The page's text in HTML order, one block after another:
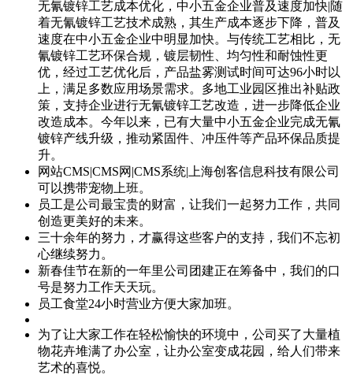
无氰镀锌工艺成本优化，中小五金企业普及速度加快|随
着无氰镀锌工艺技术成熟，其生产成本逐步下降，普及
速度在中小五金企业中明显加快。与传统工艺相比，无
氰镀锌工艺环保合规，镀层韧性、均匀性和耐蚀性更
优，经过工艺优化后，产品盐雾测试时间可达96小时以
上，满足多数应用场景需求。多地工业园区推出补贴政
策，支持企业进行无氰镀锌工艺改造，进一步降低企业
改造成本。今年以来，已有大量中小五金企业完成无氰
镀锌产线升级，推动紧固件、冲压件等产品环保品质提
升。
网站CMS|CMS网|CMS系统|上海创客信息科技有限公司
可以携带宠物上班。
员工是公司最宝贵的财富，让我们一起努力工作，共同
创造更美好的未来。
三十余年的努力，才赢得这些客户的支持，我们不忘初
心继续努力。
新春佳节在新的一年里公司团建正在筹备中，我们的口
号是努力工作天天玩。
员工食堂24小时营业方便大家加班。
为了让大家工作在轻松愉快的环境中，公司买了大量植
物花卉堆满了办公室，让办公室变成花园，给人们带来
艺术的喜悦。